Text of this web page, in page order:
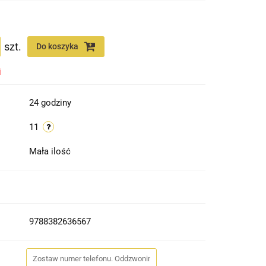
szt. Do koszyka
24 godziny
11
Mała ilość
9788382636567